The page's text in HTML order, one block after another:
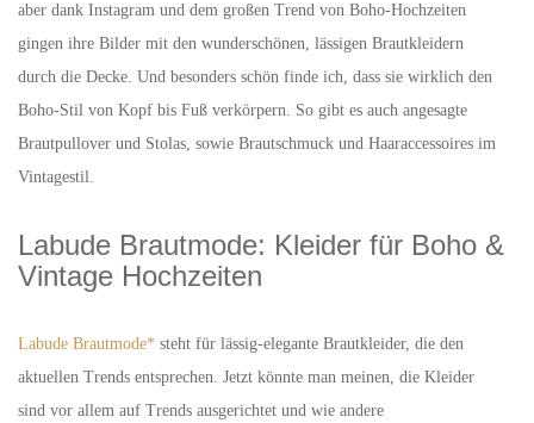
aber dank Instagram und dem großen Trend von Boho-Hochzeiten
gingen ihre Bilder mit den wunderschönen, lässigen Brautkleidern
durch die Decke. Und besonders schön finde ich, dass sie wirklich den
Boho-Stil von Kopf bis Fuß verkörpern. So gibt es auch angesagte
Brautpullover und Stolas, sowie Brautschmuck und Haaraccessoires im
Vintagestil.
Labude Brautmode: Kleider für Boho &
Vintage Hochzeiten
Labude Brautmode* steht für lässig-elegante Brautkleider, die den
aktuellen Trends entsprechen. Jetzt könnte man meinen, die Kleider
sind vor allem auf Trends ausgerichtet und wie andere